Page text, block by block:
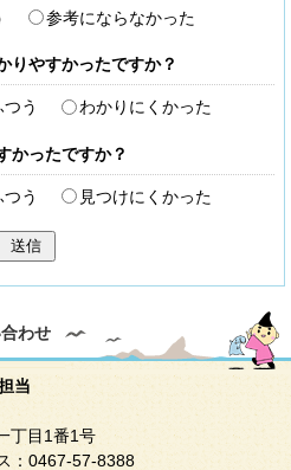
参考にならなかった
りやすかったですか？
つう わかりにくかった
かったですか？
つう 見つけにくかった
送信
わせ
当
丁目1番1号
：0467-57-8388